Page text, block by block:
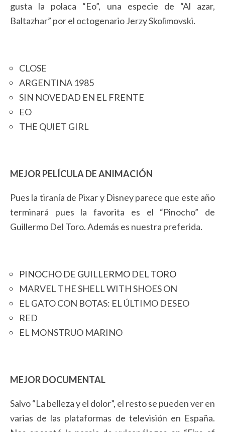
gusta la polaca “Eo”, una especie de “Al azar,
Baltazhar” por el octogenario Jerzy Skolimovski.
CLOSE
ARGENTINA 1985
SIN NOVEDAD EN EL FRENTE
EO
THE QUIET GIRL
MEJOR PELÍCULA DE ANIMACIÓN
Pues la tiranía de Pixar y Disney parece que este año
terminará pues la favorita es el “Pinocho” de
Guillermo Del Toro. Además es nuestra preferida.
PINOCHO DE GUILLERMO DEL TORO
MARVEL THE SHELL WITH SHOES ON
EL GATO CON BOTAS: EL ÚLTIMO DESEO
RED
EL MONSTRUO MARINO
MEJOR DOCUMENTAL
Salvo “La belleza y el dolor”, el resto se pueden ver en
varias de las plataformas de televisión en España.